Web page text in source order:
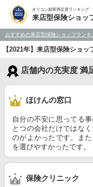
オリコン顧客満足度ランキング
来店型保険ショッ
おすすめの来店型保険ショップランキ
【2021年】来店型保険ショ
店舗内の充実度 満
ほけんの窓口
自分の不安に思ってる
とつの会社だけではな
のがよかったです。ま
を選びやすかったです。
保険クリニック